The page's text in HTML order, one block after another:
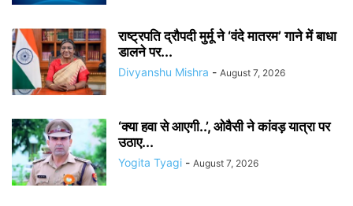
राष्ट्रपति द्रौपदी मुर्मू ने ‘वंदे मातरम’ गाने में बाधा
डालने पर...
Divyanshu Mishra - August 7, 2026
‘क्या हवा से आएगी..’, ओवैसी ने कांवड़ यात्रा पर
उठाए...
Yogita Tyagi - August 7, 2026